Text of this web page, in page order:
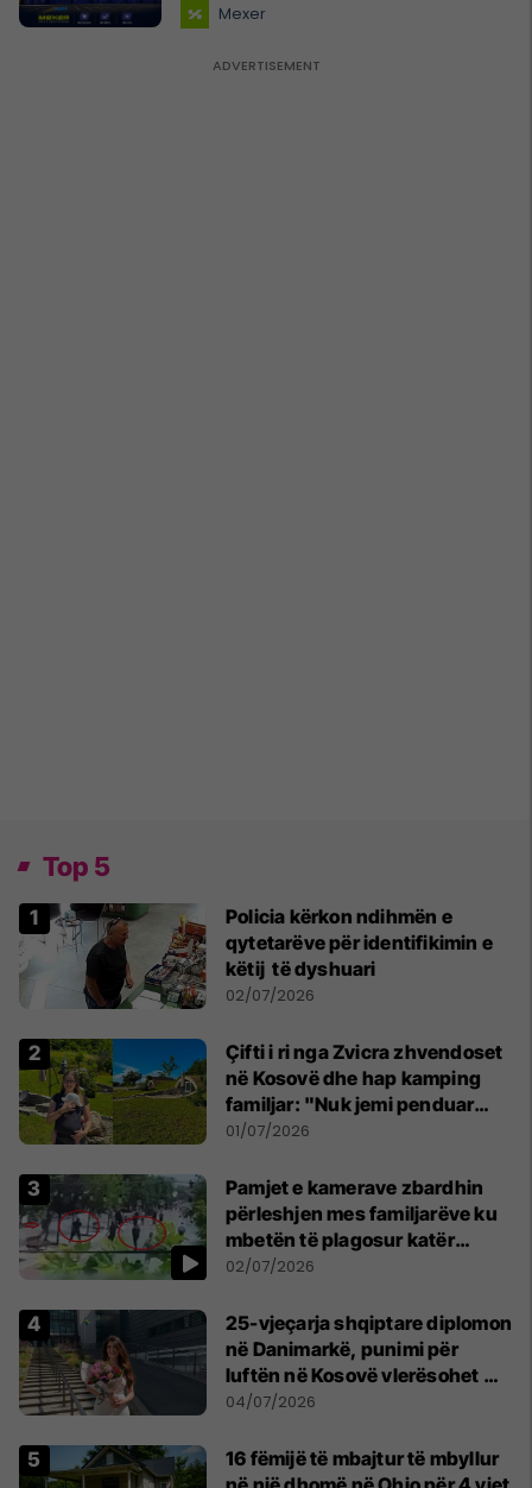
Mexer
Top 5
Policia kërkon ndihmën e
qytetarëve për identifikimin e
këtij të dyshuari
02/07/2026
Çifti i ri nga Zvicra zhvendoset
në Kosovë dhe hap kamping
familjar: "Nuk jemi penduar
asnjë ditë"
01/07/2026
Pamjet e kamerave zbardhin
përleshjen mes familjarëve ku
mbetën të plagosur katër
persona
02/07/2026
25-vjeçarja shqiptare diplomon
në Danimarkë, punimi për
luftën në Kosovë vlerësohet me
notën më të lartë
04/07/2026
16 fëmijë të mbajtur të mbyllur